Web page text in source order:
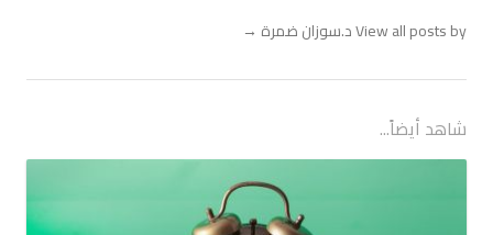
View all posts by د.سوزان ضمرة →
شاهد أيضاً...